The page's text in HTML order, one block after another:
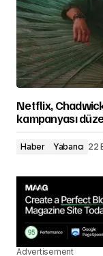
Netflix,
kampanyası
Haber Yabancı 22
Advertisement